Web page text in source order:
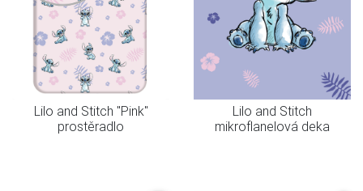
Lilo and Stitch "Pink"
prostěradlo
Lilo and Stitch
mikroflanelová deka